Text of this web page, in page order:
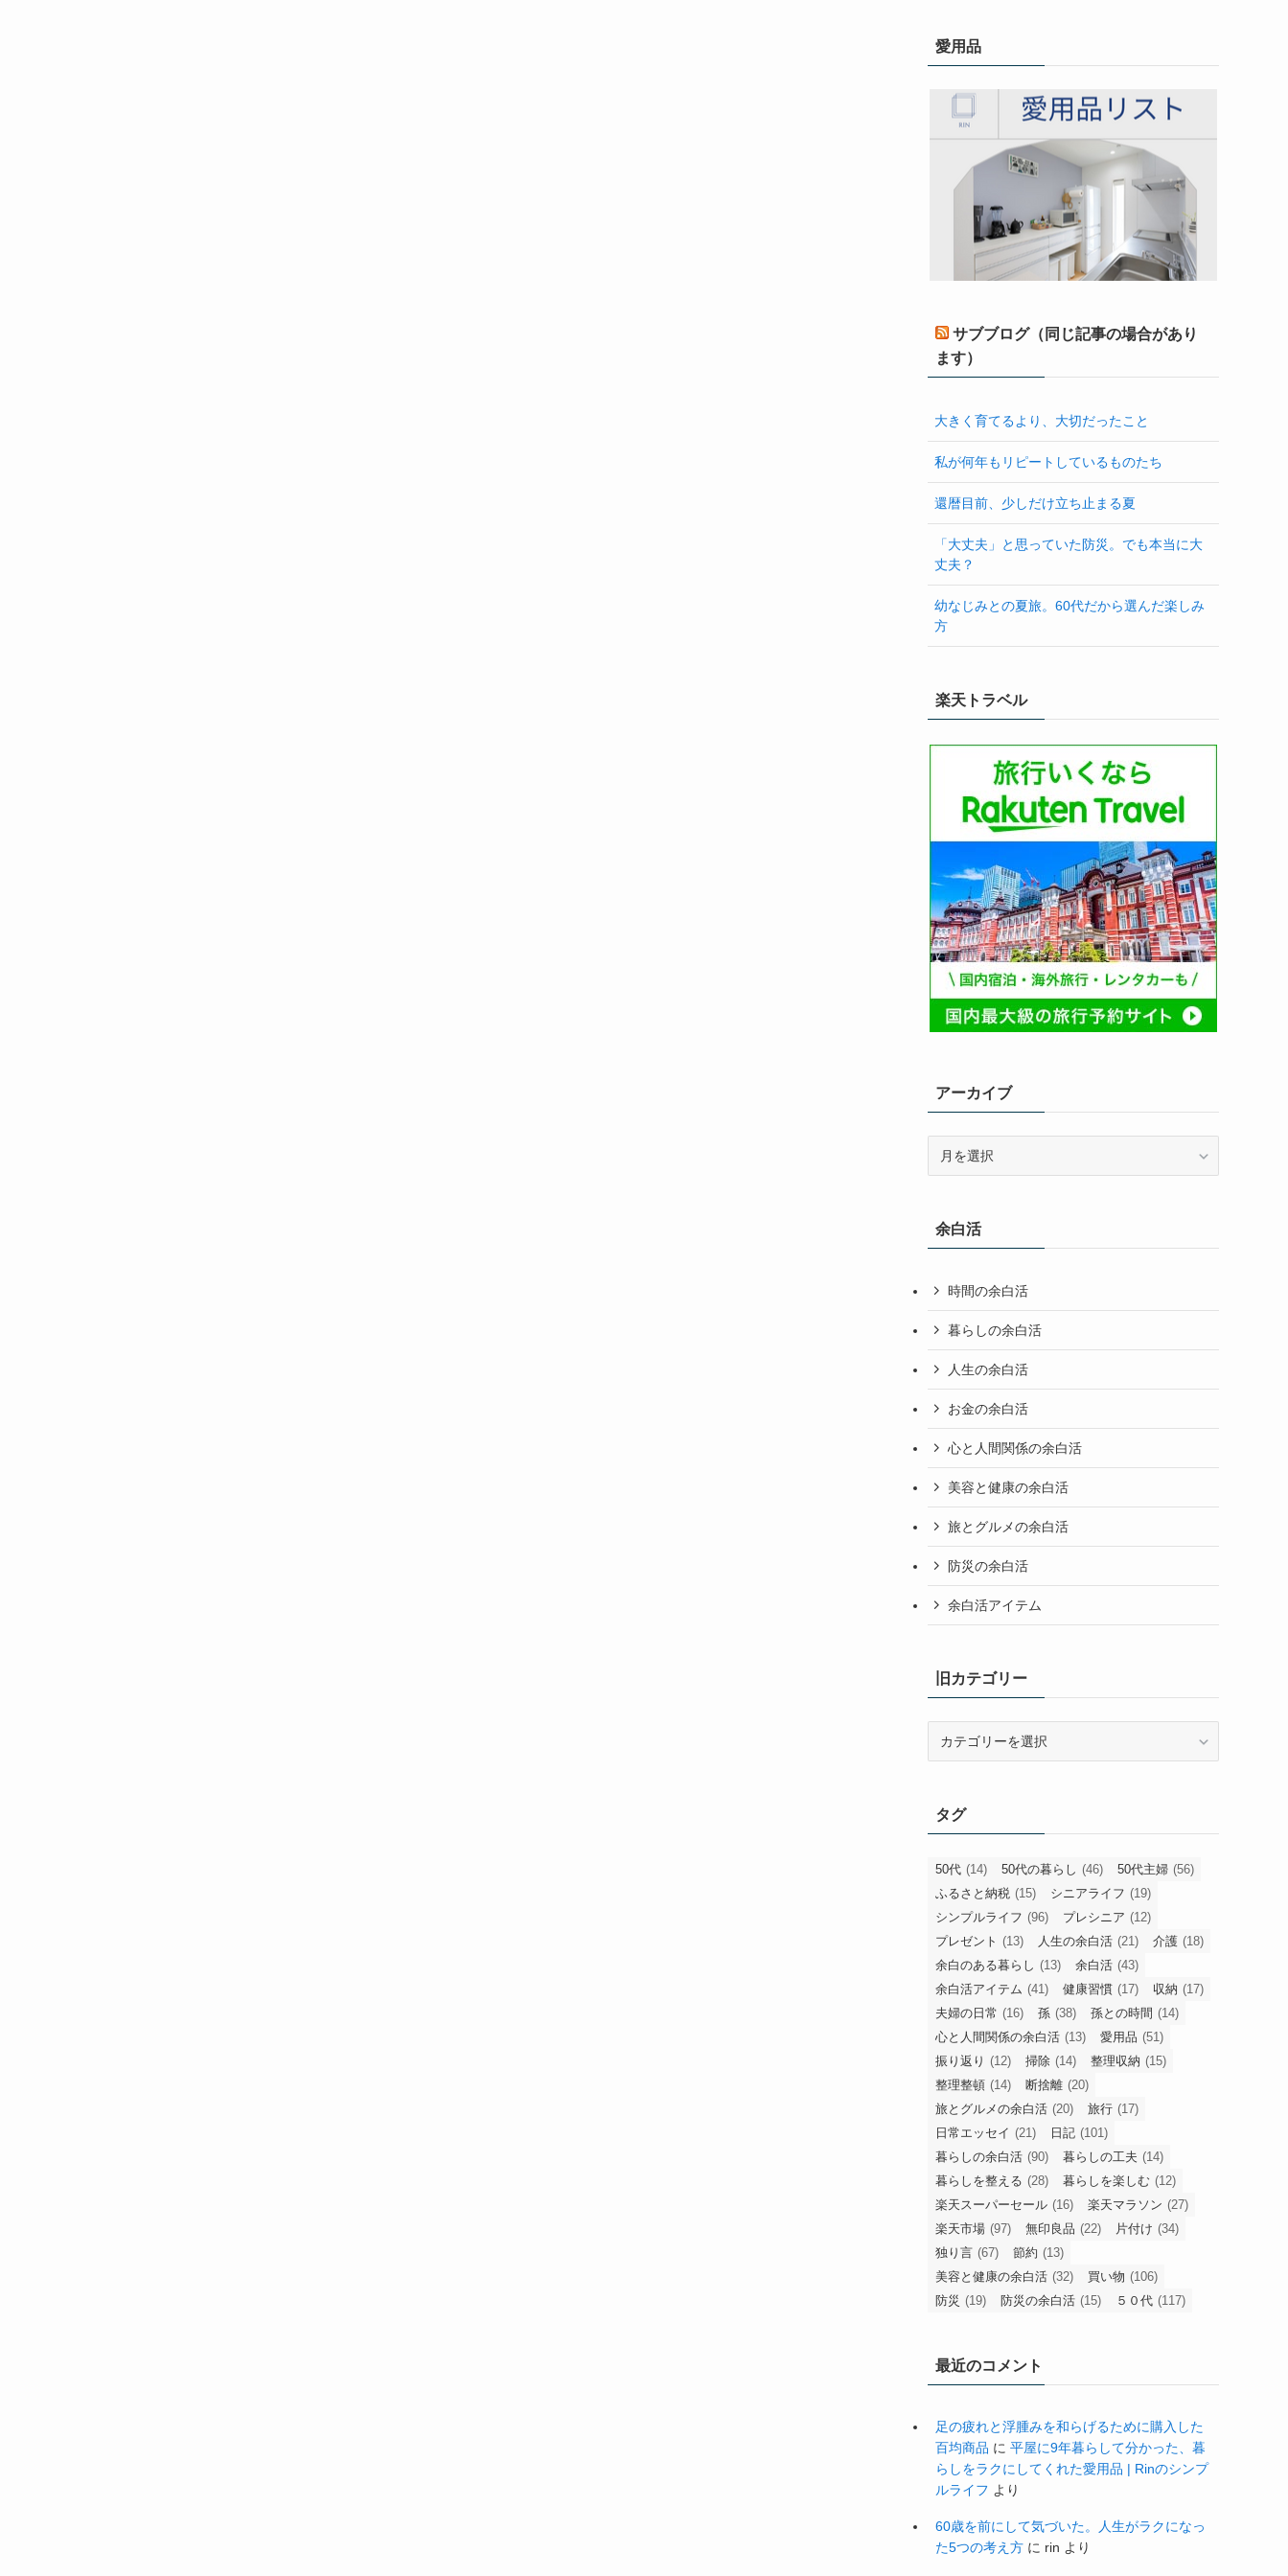
愛用品
サブブログ（同じ記事の場合があり
ます）
大きく育てるより、大切だったこと
私が何年もリピートしているものたち
還暦目前、少しだけ立ち止まる夏
「大丈夫」と思っていた防災。でも本当に大
丈夫？
幼なじみとの夏旅。60代だから選んだ楽しみ
方
楽天トラベル
アーカイブ
ブ余白活
時間の余白活
暮らしの余白活
人生の余白活
お金の余白活
心と人間関係の余白活
美容と健康の余白活
旅とグルメの余白活
防災の余白活
余白活アイテム
旧カテゴリー
リ
ー
タグ
50代 (14) 50代の暮らし (46) 50代主婦 (56)
ふるさと納税 (15) シニアライフ (19)
シンプルライフ (96) プレシニア (12)
プレゼント (13) 人生の余白活 (21) 介護 (18)
余白のある暮らし (13) 余白活 (43)
余白活アイテム (41) 健康習慣 (17) 収納 (17)
夫婦の日常 (16) 孫 (38) 孫との時間 (14)
心と人間関係の余白活 (13) 愛用品 (51)
振り返り (12) 掃除 (14) 整理収納 (15)
整理整頓 (14) 断捨離 (20)
旅とグルメの余白活 (20) 旅行 (17)
日常エッセイ (21) 日記 (101)
暮らしの余白活 (90) 暮らしの工夫 (14)
暮らしを整える (28) 暮らしを楽しむ (12)
楽天スーパーセール (16) 楽天マラソン (27)
楽天市場 (97) 無印良品 (22) 片付け (34)
独り言 (67) 節約 (13)
美容と健康の余白活 (32) 買い物 (106)
防災 (19) 防災の余白活 (15) ５０代 (117)
最近のコメント
足の疲れと浮腫みを和らげるために購入した
百均商品 に 平屋に9年暮らして分かった、暮
らしをラクにしてくれた愛用品 | Rinのシンプ
ルライフ より
60歳を前にして気づいた。人生がラクになっ
た5つの考え方 に rin より